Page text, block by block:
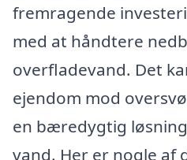
fremragende
med at håndtere
overfladevand. Det
ejendom mod
en bæredygtig
vand. Her er nogle af